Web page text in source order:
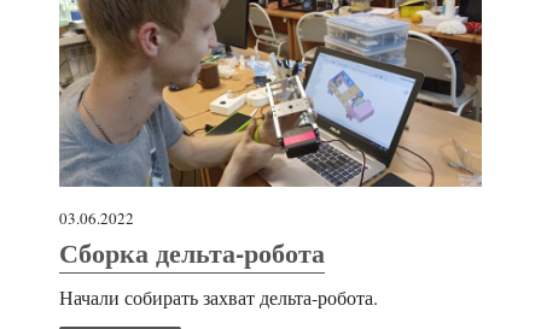
03.06.2022
Сборка дельта-робота
Начали собирать захват дельта-робота.